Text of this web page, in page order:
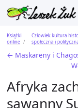
Książki
online
Człowiek kultura
społeczna i
← Maskareny i
Afryka
sawanny